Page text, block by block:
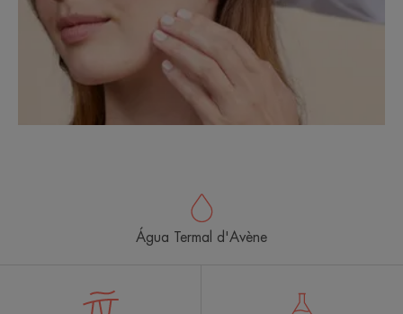
Água Termal d'Avène